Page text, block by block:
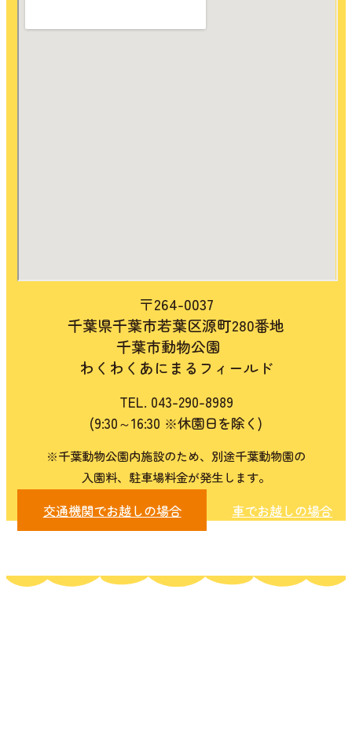
〒264-0037
千葉県千葉市若葉区源町280番地
千葉市動物公園
わくわくあにまるフィールド
​TEL. 043-290-8989
(9:30～16:30 ※休園日を除く)
※千葉動物公園内施設のため、別途千葉動物園の
入園料、駐車場料金が発生します。
交通機関でお越しの場合 車でお越しの場合